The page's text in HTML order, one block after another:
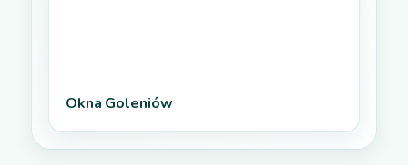
Okna Goleniów